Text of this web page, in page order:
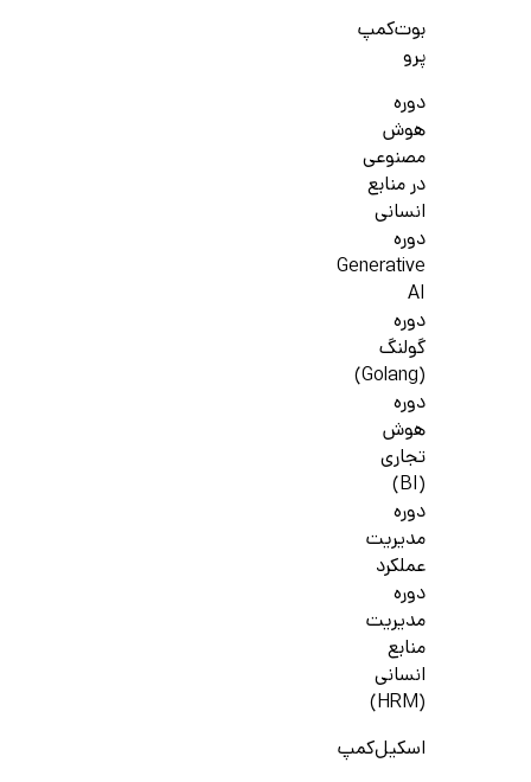
بوت‌کمپ
پرو
دوره
هوش
مصنوعی
در منابع
انسانی
دوره
Generative
AI
دوره
گولنگ
(Golang)
دوره
هوش
تجاری
(BI)
دوره
مدیریت
عملکرد
دوره
مدیریت
منابع
انسانی
(HRM)
اسکیل‌کمپ